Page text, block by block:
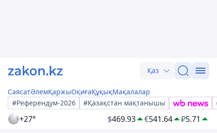
Қаз
СаясатӘлемҚаржыОқиғаҚұқықМақалалар
#Референдум-2026
#Қазақстан мақтанышы
+27° $469.93 €541.64 ₽5.71